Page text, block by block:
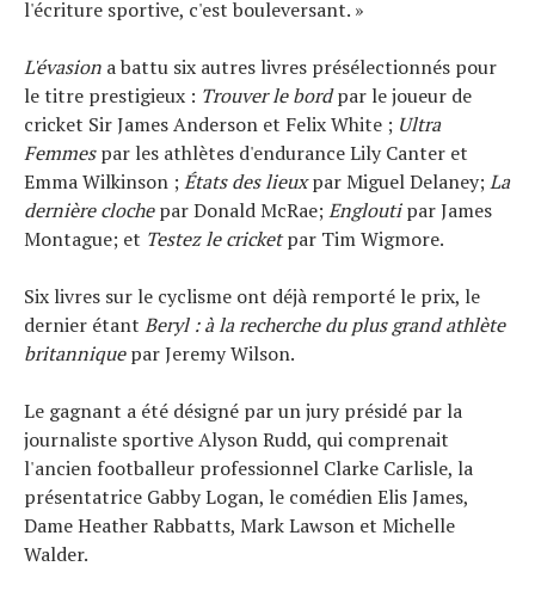
l'écriture sportive, c'est bouleversant. »
L'évasion a battu six autres livres présélectionnés pour
le titre prestigieux : Trouver le bordpar le joueur de
cricket Sir James Anderson et Felix White ; Ultra
Femmespar les athlètes d'endurance Lily Canter et
Emma Wilkinson ;États des lieuxpar Miguel Delaney;La
dernière clochepar Donald McRae;Engloutipar James
Montague; et Testez le cricketpar Tim Wigmore.
Six livres sur le cyclisme ont déjà remporté le prix, le
dernier étant Beryl : à la recherche du plus grand athlète
britanniquepar Jeremy Wilson.
Le gagnant a été désigné par un jury présidé par la
journaliste sportive Alyson Rudd, qui comprenait
l'ancien footballeur professionnel Clarke Carlisle, la
présentatrice Gabby Logan, le comédien Elis James,
Dame Heather Rabbatts, Mark Lawson et Michelle
Walder.